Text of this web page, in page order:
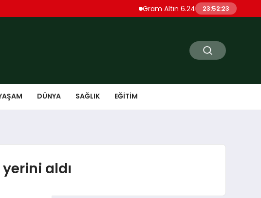
Gram Altın 6.240 Liraya Düştü Ons Altın
23:52:24
DÜNYA SAĞLIK EĞITIM
aldı